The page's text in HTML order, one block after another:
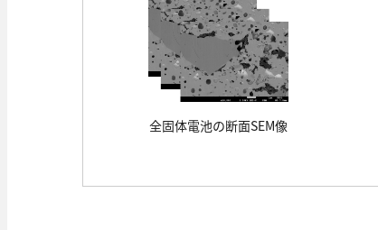
全固体電池の断面SEM像